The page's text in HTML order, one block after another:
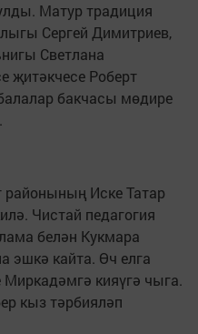
Матур традиция
Сергей Димитриев,
Светлана
җитәкчесе Роберт
бакчасы мөдире
Иске Татар
Чистай педагогия
белән Кукмара
кайта. Өч елга
кияүгә чыга.
кыз тәрбияләп